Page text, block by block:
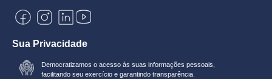
Sua Privacidade
Democratizamos o acesso às suas informações pessoais,
facilitando seu exercício e garantindo transparência.